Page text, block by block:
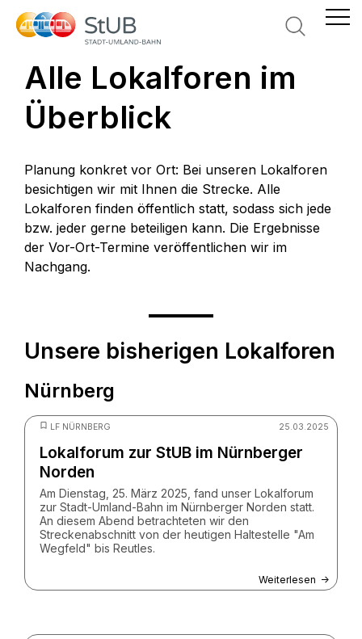
Alle Lokalforen im
Überblick
Planung konkret vor Ort: Bei unseren Lokalforen
besichtigen wir mit Ihnen die Strecke. Alle
Lokalforen finden öffentlich statt, sodass sich jede
bzw. jeder gerne beteiligen kann. Die Ergebnisse
der Vor-Ort-Termine veröffentlichen wir im
Nachgang.
Unsere bisherigen Lokalforen
Nürnberg
LF NÜRNBERG 25.03.2025
Lokalforum zur StUB im Nürnberger
Norden
Am Dienstag, 25. März 2025, fand unser Lokalforum
zur Stadt-Umland-Bahn im Nürnberger Norden statt.
An diesem Abend betrachteten wir den
Streckenabschnitt von der heutigen Haltestelle "Am
Wegfeld" bis Reutles.
Weiterlesen